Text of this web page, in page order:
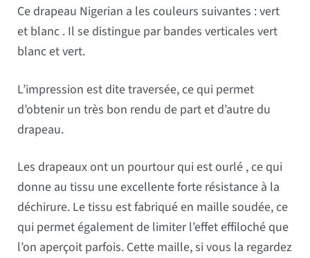
Ce drapeau Nigerian a les couleurs suivantes : vert
et blanc . Il se distingue par bandes verticales vert
blanc et vert.
L’impression est dite traversée, ce qui permet
d’obtenir un très bon rendu de part et d’autre du
drapeau.
Les drapeaux ont un pourtour qui est ourlé , ce qui
donne au tissu une excellente forte résistance à la
déchirure. Le tissu est fabriqué en maille soudée, ce
qui permet également de limiter l’effet effiloché que
l’on aperçoit parfois. Cette maille, si vous la regardez